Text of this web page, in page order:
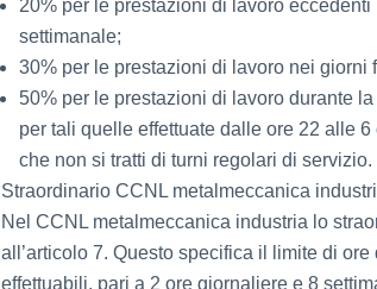
20% per le prestazioni di lavoro eccedenti
settimanale;
30% per le prestazioni di lavoro nei giorni
50% per le prestazioni di lavoro durante
per tali quelle effettuate dalle ore 22 alle
che non si tratti di turni regolari di servizio.
Straordinario CCNL metalmeccanica
Nel CCNL metalmeccanica industria lo
all’articolo 7. Questo specifica il limite di
effettuabili, pari a 2 ore giornaliere e 8